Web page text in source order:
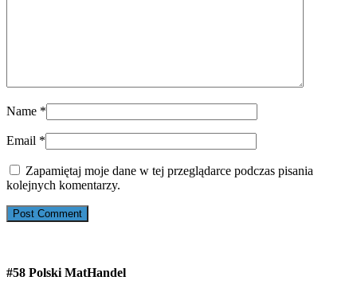
Name *
Email *
Zapamiętaj moje dane w tej przeglądarce podczas pisania
kolejnych komentarzy.
#58 Polski MatHandel